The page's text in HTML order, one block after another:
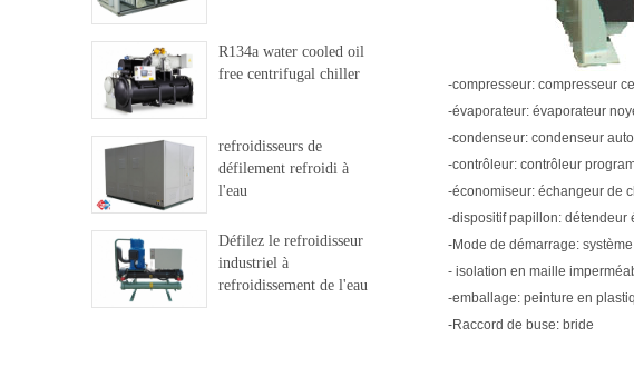
-compresseur: compresseur
-évaporateur: évaporateur
-condenseur: condenseur
-contrôleur: contrôleur
-économiseur: échangeur de
-dispositif papillon: détendeur
-Mode de démarrage:
- isolation en maille
-emballage: peinture en
-Raccord de buse: bride
R134a water cooled oil
free centrifugal chiller
refroidisseurs de
défilement refroidi à
l'eau
Défilez le refroidisseur
industriel à
refroidissement de l'eau